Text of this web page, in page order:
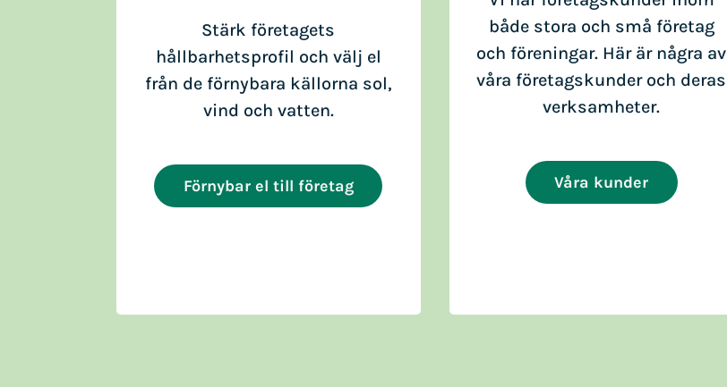
Stärk företagets
hållbarhetsprofil och välj el
från de förnybara källorna sol,
vind och vatten.
Förnybar el till företag
både stora och små företag
och föreningar. Här är några av
våra företagskunder och deras
verksamheter.
Våra kunder